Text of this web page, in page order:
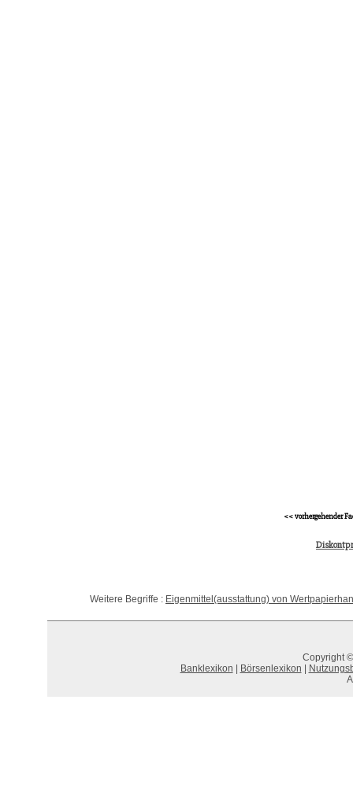
<< vorhergehender
Weitere Begriffe : Eigenmittel(ausstattung) von
Copyright
Banklexikon
Börsenlexikon